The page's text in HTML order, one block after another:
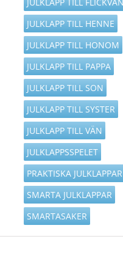
JULKLAPP TILL FLICKVÄN
JULKLAPP TILL HENNE
JULKLAPP TILL HONOM
JULKLAPP TILL PAPPA
JULKLAPP TILL SON
JULKLAPP TILL SYSTER
JULKLAPP TILL VÄN
JULKLAPPSSPELET
PRAKTISKA JULKLAPPAR
SMARTA JULKLAPPAR
SMARTASAKER